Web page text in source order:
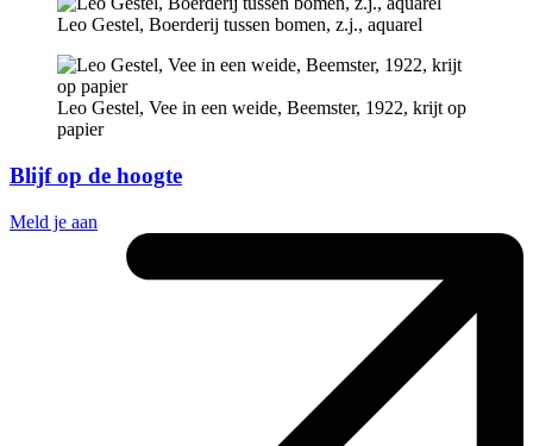
Leo Gestel, Boerderij tussen bomen, z.j., aquarel
Leo Gestel, Vee in een weide, Beemster, 1922, krijt op
papier
Blijf op de hoogte
Meld je aan